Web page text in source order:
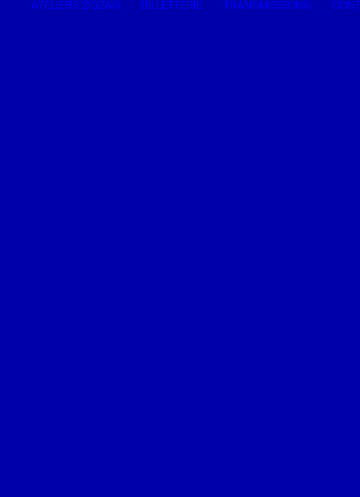
ATELIERS ZIGZAG BILLETTERIE TRANSMISSIONS